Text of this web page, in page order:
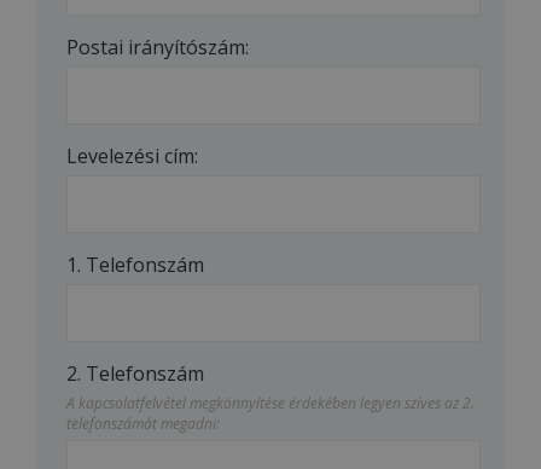
Postai irányítószám:
Levelezési cím:
1. Telefonszám
2. Telefonszám
A kapcsolatfelvétel megkönnyítése érdekében legyen szíves az 2.
telefonszámát megadni: